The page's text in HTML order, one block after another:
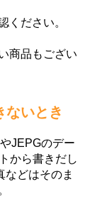
ください。
商品もござい
ないとき
JEPGのデー
から書きだし
などはそのま